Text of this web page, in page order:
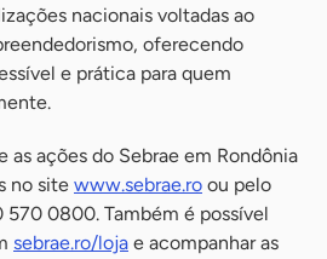
nacionais voltadas ao
oferecendo
e prática para quem
as ações do Sebrae em Rondônia
no site www.sebrae.ro ou pelo
0800. Também é possível
sebrae.ro/loja e acompanhar as